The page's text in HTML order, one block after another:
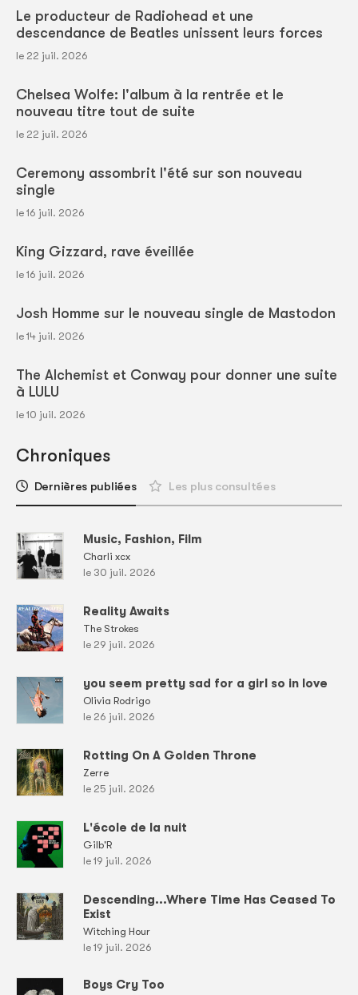
Le producteur de Radiohead et une
descendance de Beatles unissent leurs forces
le 22 juil. 2026
Chelsea Wolfe: l'album à la rentrée et le
nouveau titre tout de suite
le 22 juil. 2026
Ceremony assombrit l'été sur son nouveau
single
le 16 juil. 2026
King Gizzard, rave éveillée
le 16 juil. 2026
Josh Homme sur le nouveau single de Mastodon
le 14 juil. 2026
The Alchemist et Conway pour donner une suite
à LULU
le 10 juil. 2026
Chroniques
Dernières publiées Les plus consultées
Music, Fashion, Film
Charli xcx
le 30 juil. 2026
Reality Awaits
The Strokes
le 29 juil. 2026
you seem pretty sad for a girl so in love
Olivia Rodrigo
le 26 juil. 2026
Rotting On A Golden Throne
Zerre
le 25 juil. 2026
L'école de la nuit
Gilb'R
le 19 juil. 2026
Descending...Where Time Has Ceased To
Exist
Witching Hour
le 19 juil. 2026
Boys Cry Too